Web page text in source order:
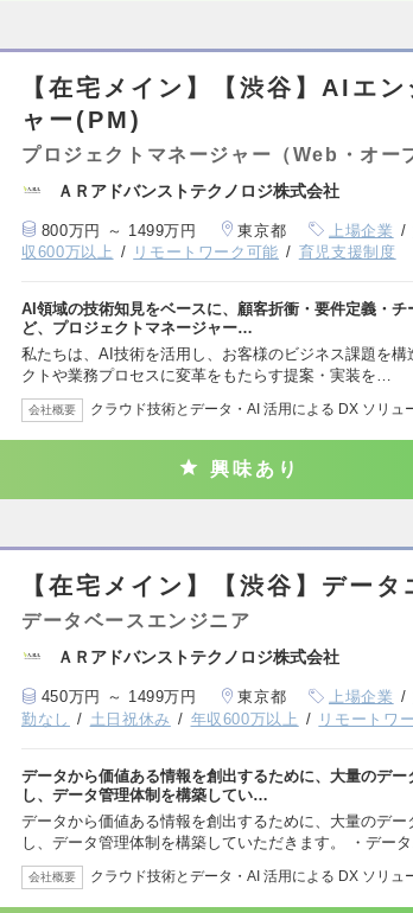
【在宅メイン】【渋谷】AIエ
ャー(PM)
プロジェクトマネージャー（Web・オー
ＡＲアドバンストテクノロジ株式会社
800万円 ～ 1499万円 東京都 上場企業
収600万以上
リモートワーク可能 育児支援制度
AI領域の技術知見をベースに、顧客折衝・要件定義・
ど、プロジェクトマネージャー…
私たちは、AI技術を活用し、お客様のビジネス課題を
クトや業務プロセスに変革をもたらす提案・実装を…
会社概要 クラウド技術とデータ・AI 活用による DX ソリュ
興味あり
【在宅メイン】【渋谷】データ
データベースエンジニア
ＡＲアドバンストテクノロジ株式会社
450万円 ～ 1499万円 東京都 上場企業
勤なし
土日祝休み 年収600万以上 リモートワ
データから価値ある情報を創出するために、大量のデ
し、データ管理体制を構築してい…
データから価値ある情報を創出するために、大量のデー
し、データ管理体制を構築していただきます。 ・データ
会社概要 クラウド技術とデータ・AI 活用による DX ソリュ